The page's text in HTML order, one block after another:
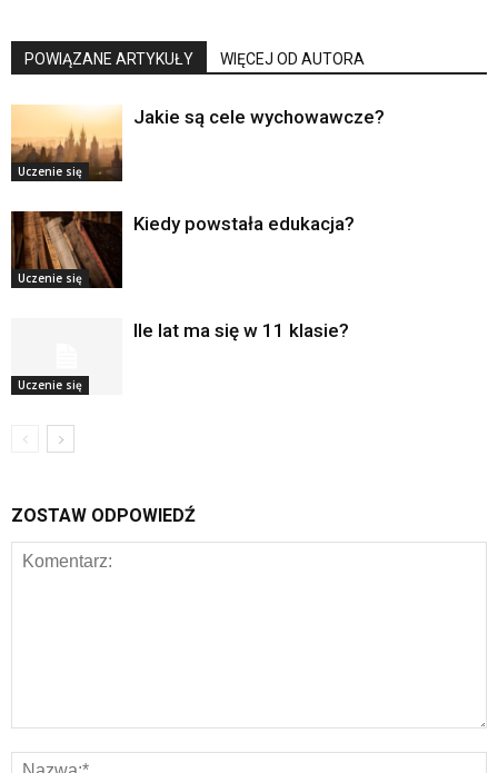
POWIĄZANE ARTYKUŁY WIĘCEJ OD AUTORA
Uczenie się
Jakie są cele wychowawcze?
Uczenie się
Kiedy powstała edukacja?
Uczenie się
Ile lat ma się w 11 klasie?
ZOSTAW ODPOWIEDŹ